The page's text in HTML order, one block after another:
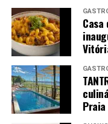
Cais Jacarandá
Agenda Musical da
Quando:30 de julho
Programação:
Quinta-feira: Cais
Sexta-feira: Vila na
Sábado: Anginha
Casa